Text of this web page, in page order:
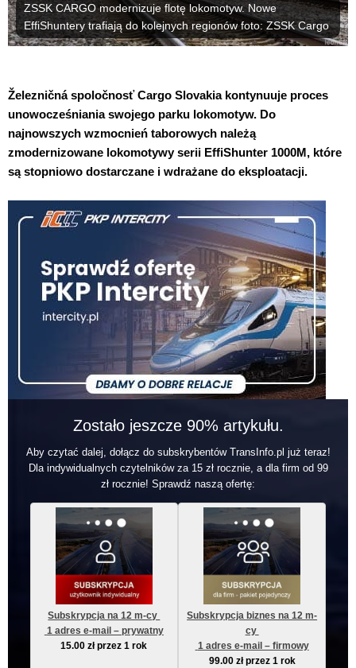
ZSSK CARGO modernizuje flotę lokomotyw. Nowe
EffiShuntery trafiają do kolejnych regionów foto: ZSSK Cargo
Železničná spoločnosť Cargo Slovakia kontynuuje proces
unowocześniania swojego parku lokomotyw. Do
najnowszych wzmocnień taborowych należą
zmodernizowane lokomotywy serii EffiShunter 1000M, które
są stopniowo dostarczane i wdrażane do eksploatacji.
Zostało jeszcze 90% artykułu.
Aby czytać dalej, dołącz do subskrybentów TransInfo.pl już teraz!
Dla indywidualnych czytelników za 15 zł rocznie, a dla firm od 99
zł rocznie! Sprawdź naszą ofertę:
Subskrypcja na 12 m-cy
1 adres e-mail – prywatny
15.00zł przez 1 rok
Subskrypcja biznes na 12 m-
cy
1 adres e-mail – firmowy
99.00 zł przez 1 rok